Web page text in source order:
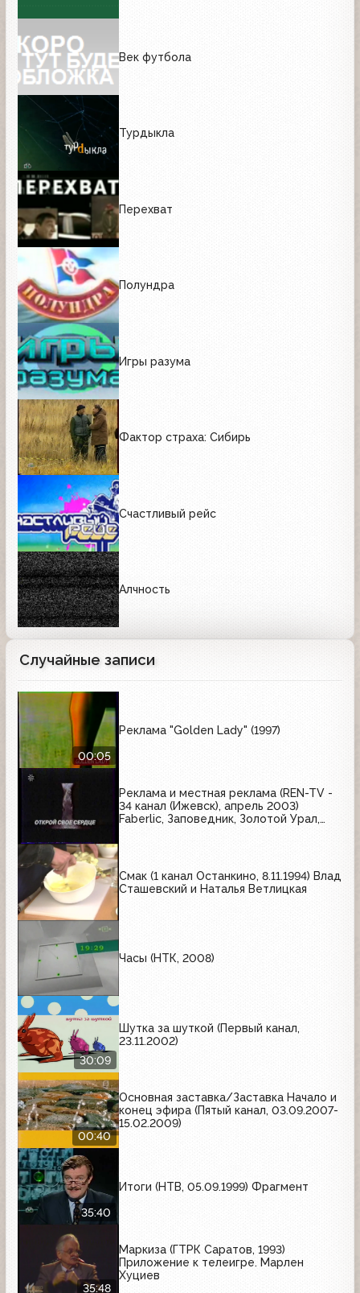
Век футбола
Турдыкла
Перехват
Полундра
Игры разума
Фактор страха: Сибирь
Счастливый рейс
Алчность
Случайные записи
00:05
Реклама "Golden Lady" (1997)
Реклама и местная реклама (REN-TV -
34 канал (Ижевск), апрель 2003)
Faberlic, Заповедник, Золотой Урал,
Смак (1 канал Останкино, 8.11.1994) Влад
Сташевский и Наталья Ветлицкая
Часы (НТК, 2008)
30:09
Шутка за шуткой (Первый канал,
23.11.2002)
00:40
Основная заставка/Заставка Начало и
конец эфира (Пятый канал, 03.09.2007-
15.02.2009)
35:40
Итоги (НТВ, 05.09.1999) Фрагмент
35:48
Маркиза (ГТРК Саратов, 1993)
Приложение к телеигре. Марлен
Хуциев